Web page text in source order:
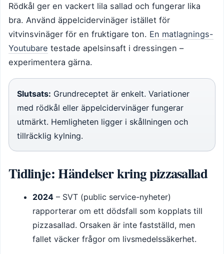
Rödkål ger en vackert lila sallad och fungerar lika
bra. Använd äppelcidervinäger istället för
vitvinsvinäger för en fruktigare ton. En matlagnings-
Youtubare testade apelsinsaft i dressingen –
experimentera gärna.
Slutsats: Grundreceptet är enkelt. Variationer
med rödkål eller äppelcidervinäger fungerar
utmärkt. Hemligheten ligger i skållningen och
tillräcklig kylning.
Tidlinje: Händelser kring pizzasallad
2024 – SVT (public service-nyheter)
rapporterar om ett dödsfall som kopplats till
pizzasallad. Orsaken är inte fastställd, men
fallet väcker frågor om livsmedelssäkerhet.